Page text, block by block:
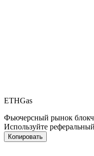
ETHGas
Фьючерсный рынок
Используйте
Копировать